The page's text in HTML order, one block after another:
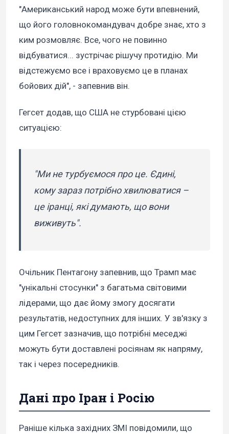
"Американський народ може бути впевнений,
що його головнокомандувач добре знає, хто з
ким розмовляє. Все, чого не повинно
відбуватися... зустрічає рішучу протидію. Ми
відстежуємо все і враховуємо це в планах
бойових дій", - запевнив він.
Гегсет додав, що США не стурбовані цією
ситуацією:
"Ми не турбуємося про це. Єдині,
кому зараз потрібно хвилюватися –
це іранці, які думають, що вони
виживуть".
Очільник Пентагону запевнив, що Трамп має
"унікальні стосунки" з багатьма світовими
лідерами, що дає йому змогу досягати
результатів, недоступних для інших. У зв'язку з
цим Гегсет зазначив, що потрібні меседжі
можуть бути доставлені росіянам як напряму,
так і через посередників.
Дані про Іран і Росію
Раніше кілька західних ЗМІ повідомили, що